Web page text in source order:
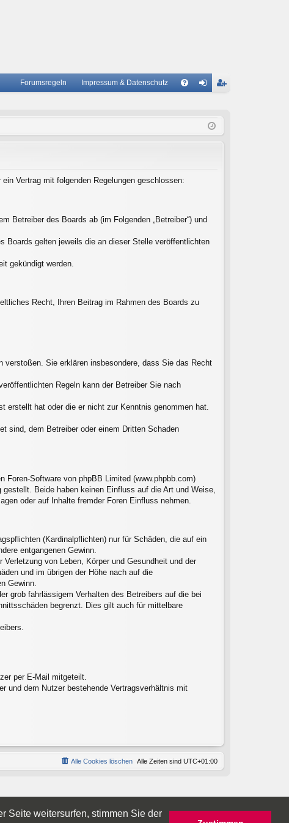
Seite weitersurfen, stimmen Sie der
S
Forumsregeln Impressum & Datenschutz
el
ist
rie
Vertrag mit folgenden Regelungen geschlossen:
Betreiber des Boards ab (im Folgenden „Betreiber“) und
Boards gelten jeweils die an dieser Stelle veröffentlichten
gekündigt werden.
Recht, Ihren Beitrag im Rahmen des Boards zu
Sie erklären insbesondere, dass Sie das Recht
Regeln kann der Betreiber Sie nach
erstellt hat oder die er nicht zur Kenntnis genommen hat.
sind, dem Betreiber oder einem Dritten Schaden
Foren-Software von phpBB Limited (www.phpbb.com)
Beide haben keinen Einfluss auf die Art und Weise,
oder auf Inhalte fremder Foren Einfluss nehmen.
(Kardinalpflichten) nur für Schäden, die auf ein
entgangenen Gewinn.
von Leben, Körper und Gesundheit und der
und im übrigen der Höhe nach auf die
Gewinn.
grob fahrlässigem Verhalten des Betreibers auf die bei
begrenzt. Dies gilt auch für mittelbare
per E-Mail mitgeteilt.
und dem Nutzer bestehende Vertragsverhältnis mit
Alle Zeiten sind UTC+01:00
Alle Cookies löschen